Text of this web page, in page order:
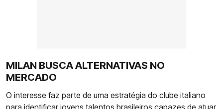
MILAN BUSCA ALTERNATIVAS NO
MERCADO
O interesse faz parte de uma estratégia do clube italiano
para identificar jovens talentos brasileiros capazes de atuar